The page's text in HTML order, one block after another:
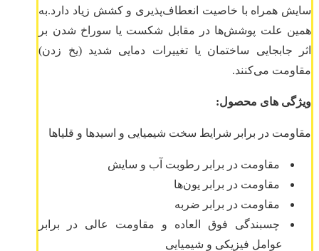
سایش همراه با خاصیت انعطاف‌پذیری و کشش زیاد دارد.به
همین علت پوشش‌ها در مقابل شکست یا سوراخ شدن بر
اثر جابجایی ساختمان یا تغییرات دمایی شدید (یخ زدن)
مقاومت می‌کنند.
ویژگی های محصول:
مقاومت در برابر شرایط سخت شیمیایی و اسید‌ها و قلیا‌ها
مقاومت در برابر رطوبت آب و سایش
مقاومت در برابر یون‌ها
مقاومت در برابر ضربه
چسبندگی فوق العاده و مقاومت عالی در برابر
عوامل فیزیکی و شیمیایی